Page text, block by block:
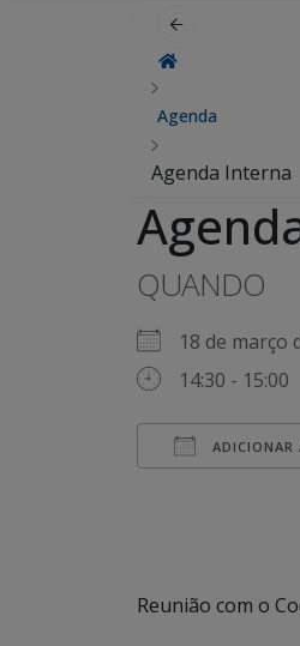
Agenda
Agenda Interna
QUANDO
18 de março
14:30 - 15:00
ADICIONAR
Reunião com o